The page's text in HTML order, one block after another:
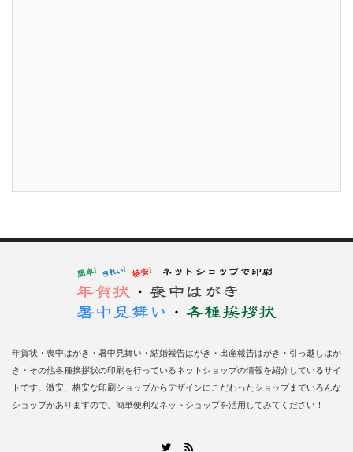
年賀状・喪中はがき・暑中見舞い・結婚報告はがき・出産報告はがき・引っ越しはが
き・その他各種挨拶状の印刷を行っているネットショップの情報を紹介しているサイ
トです。激安、格安な印刷ショップからデザインにこだわったショップまでいろんな
ショップがありますので、簡単便利なネットショップを活用してみてください！
Twitter